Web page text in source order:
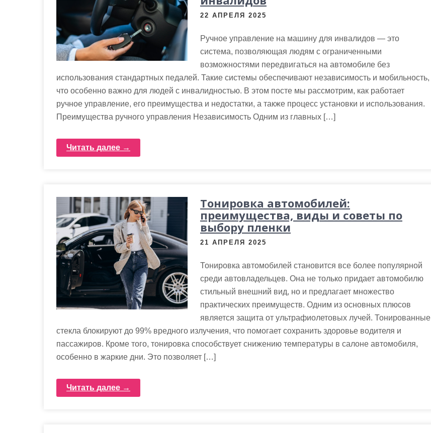
22 АПРЕЛЯ 2025
Ручное управление на машину для инвалидов — это
система, позволяющая людям с ограниченными
возможностями передвигаться на автомобиле без
использования стандартных педалей. Такие системы обеспечивают независимость и мобильность,
что особенно важно для людей с инвалидностью. В этом посте мы рассмотрим, как работает
ручное управление, его преимущества и недостатки, а также процесс установки и использования.
Преимущества ручного управления Независимость Одним из главных […]
Читать далее →
Тонировка автомобилей:
преимущества, виды и советы по
выбору пленки
21 АПРЕЛЯ 2025
Тонировка автомобилей становится все более популярной
среди автовладельцев. Она не только придает автомобилю
стильный внешний вид, но и предлагает множество
практических преимуществ. Одним из основных плюсов
является защита от ультрафиолетовых лучей. Тонированные
стекла блокируют до 99% вредного излучения, что помогает сохранить здоровье водителя и
пассажиров. Кроме того, тонировка способствует снижению температуры в салоне автомобиля,
особенно в жаркие дни. Это позволяет […]
Читать далее →